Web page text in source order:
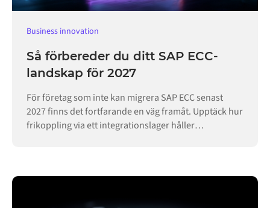
Business innovation
Så förbereder du ditt SAP ECC-
landskap för 2027
För företag som inte kan migrera SAP ECC senast
2027 finns det fortfarande en väg framåt. Upptäck hur
frikoppling via ett integrationslager håller